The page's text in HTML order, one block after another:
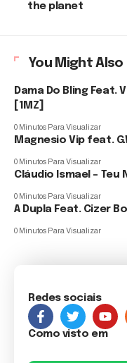
the planet
You Might Also
Dama Do Bling Feat.
[1MZ]
0 Minutos Para Visualizar
Magnesio Vip feat.
0 Minutos Para Visualizar
Cláudio Ismael – Teu
0 Minutos Para Visualizar
A Dupla Feat. Cizer
0 Minutos Para Visualizar
Redes sociais
Como visto em